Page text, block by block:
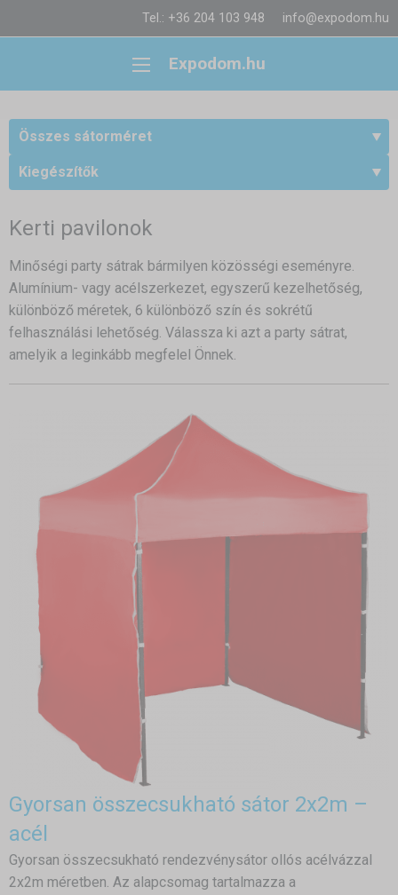
Tel.: +36 204 103 948 info@expodom.hu
Expodom.hu
Összes sátorméret
Kiegészítők
Kerti pavilonok
Minőségi party sátrak bármilyen közösségi eseményre.
Alumínium- vagy acélszerkezet, egyszerű kezelhetőség,
különböző méretek, 6 különböző szín és sokrétű
felhasználási lehetőség. Válassza ki azt a party sátrat,
amelyik a leginkább megfelel Önnek.
Gyorsan összecsukható sátor 2x2m –
acél
Gyorsan összecsukható rendezvénysátor ollós acélvázzal
2x2m méretben. Az alapcsomag tartalmazza a